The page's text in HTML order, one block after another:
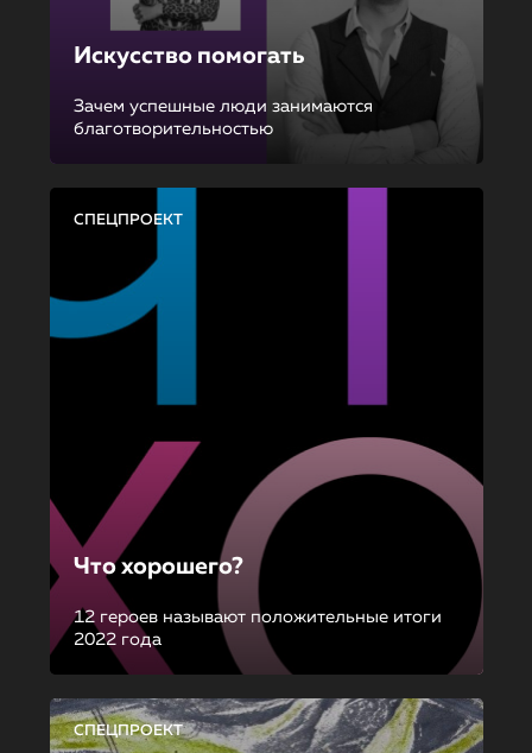
Искусство помогать
Зачем успешные люди занимаются
благотворительностью
СПЕЦПРОЕКТ
Что хорошего?
12 героев называют положительные итоги
2022 года
СПЕЦПРОЕКТ